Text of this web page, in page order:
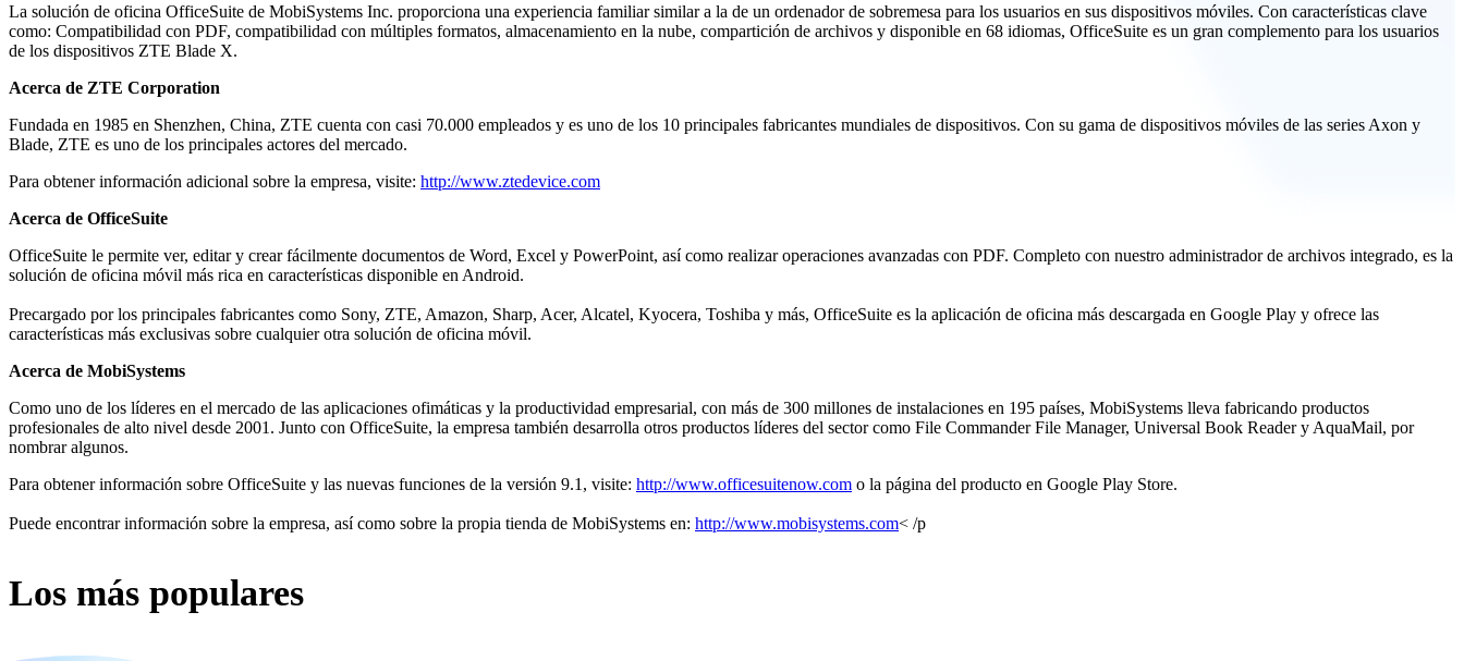
La solución de oficina OfficeSuite de MobiSystems Inc. proporciona una experiencia familiar similar a la de un ordenador de sobremesa para los usuarios en sus dispositivos móviles. Con características clave
como: Compatibilidad con PDF, compatibilidad con múltiples formatos, almacenamiento en la nube, compartición de archivos y disponible en 68 idiomas, OfficeSuite es un gran complemento para los usuarios
de los dispositivos ZTE Blade X.
Acerca de ZTE Corporation
Fundada en 1985 en Shenzhen, China, ZTE cuenta con casi 70.000 empleados y es uno de los 10 principales fabricantes mundiales de dispositivos. Con su gama de dispositivos móviles de las series Axon y
Blade, ZTE es uno de los principales actores del mercado.
Para obtener información adicional sobre la empresa, visite: http://www.ztedevice.com
Acerca de OfficeSuite
OfficeSuite le permite ver, editar y crear fácilmente documentos de Word, Excel y PowerPoint, así como realizar operaciones avanzadas con PDF. Completo con nuestro administrador de archivos integrado, es la
solución de oficina móvil más rica en características disponible en Android.
Precargado por los principales fabricantes como Sony, ZTE, Amazon, Sharp, Acer, Alcatel, Kyocera, Toshiba y más, OfficeSuite es la aplicación de oficina más descargada en Google Play y ofrece las
características más exclusivas sobre cualquier otra solución de oficina móvil.
Acerca de MobiSystems
Como uno de los líderes en el mercado de las aplicaciones ofimáticas y la productividad empresarial, con más de 300 millones de instalaciones en 195 países, MobiSystems lleva fabricando productos
profesionales de alto nivel desde 2001. Junto con OfficeSuite, la empresa también desarrolla otros productos líderes del sector como File Commander File Manager, Universal Book Reader y AquaMail, por
nombrar algunos.
Para obtener información sobre OfficeSuite y las nuevas funciones de la versión 9.1, visite: http://www.officesuitenow.com o la página del producto en Google Play Store.
Puede encontrar información sobre la empresa, así como sobre la propia tienda de MobiSystems en: http://www.mobisystems.com< /p
Los más populares